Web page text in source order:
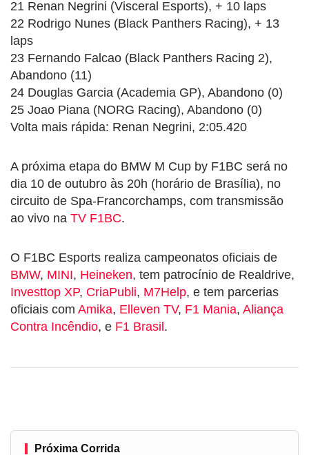
21 Renan Negrini (Visceral Esports), + 10 laps
22 Rodrigo Nunes (Black Panthers Racing), + 13
laps
23 Fernando Falcao (Black Panthers Racing 2),
Abandono (11)
24 Douglas Garcia (Academia GP), Abandono (0)
25 Joao Piana (NORG Racing), Abandono (0)
Volta mais rápida: Renan Negrini, 2:05.420
A próxima etapa do BMW M Cup by F1BC será no
dia 10 de outubro às 20h (horário de Brasília), no
circuito de Spa-Francorchamps, com transmissão
ao vivo na TV F1BC.
O F1BC Esports realiza campeonatos oficiais de
BMW, MINI, Heineken, tem patrocínio de Realdrive,
Investtop XP, CriaPubli, M7Help, e tem parcerias
oficiais com Amika, Elleven TV, F1 Mania, Aliança
Contra Incêndio, e F1 Brasil.
Próxima Corrida